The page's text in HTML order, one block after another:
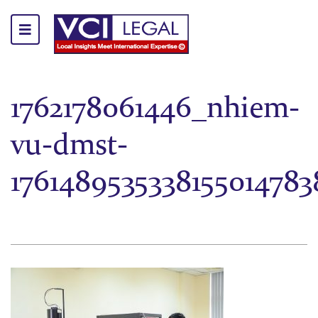
1762178061446_nhiem-
vu-dmst-